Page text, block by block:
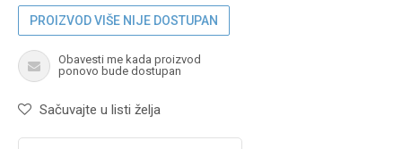
PROIZVOD VIŠE NIJE DOSTUPAN
Obavesti me kada proizvod
ponovo bude dostupan
Sačuvajte u listi želja